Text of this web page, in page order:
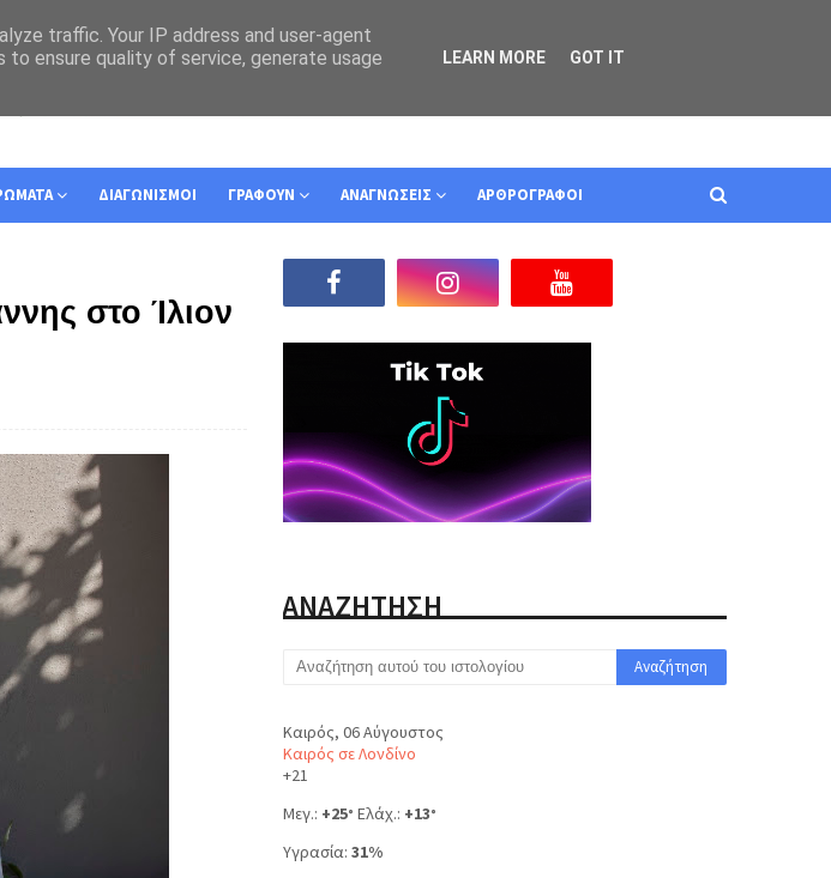
ΔΙΑΓΩΝΙΣΜΟΙ ΓΡΑΦΟΥΝ ΑΝΑΓΝΩΣΕΙΣ ΑΡΘΡΟΓΡΑΦΟΙ
στο Ίλιον
ΑΝΑΖΗΤΗΣΗ
Καιρός, 06 Αύγουστος
Καιρός σε Λονδίνο
+21
Μεγ.: +25° Ελάχ.: +13°
Υγρασία: 31%
traffic. Your IP address and user-agent
ensure quality of service, generate usage
LEARN MORE GOT IT